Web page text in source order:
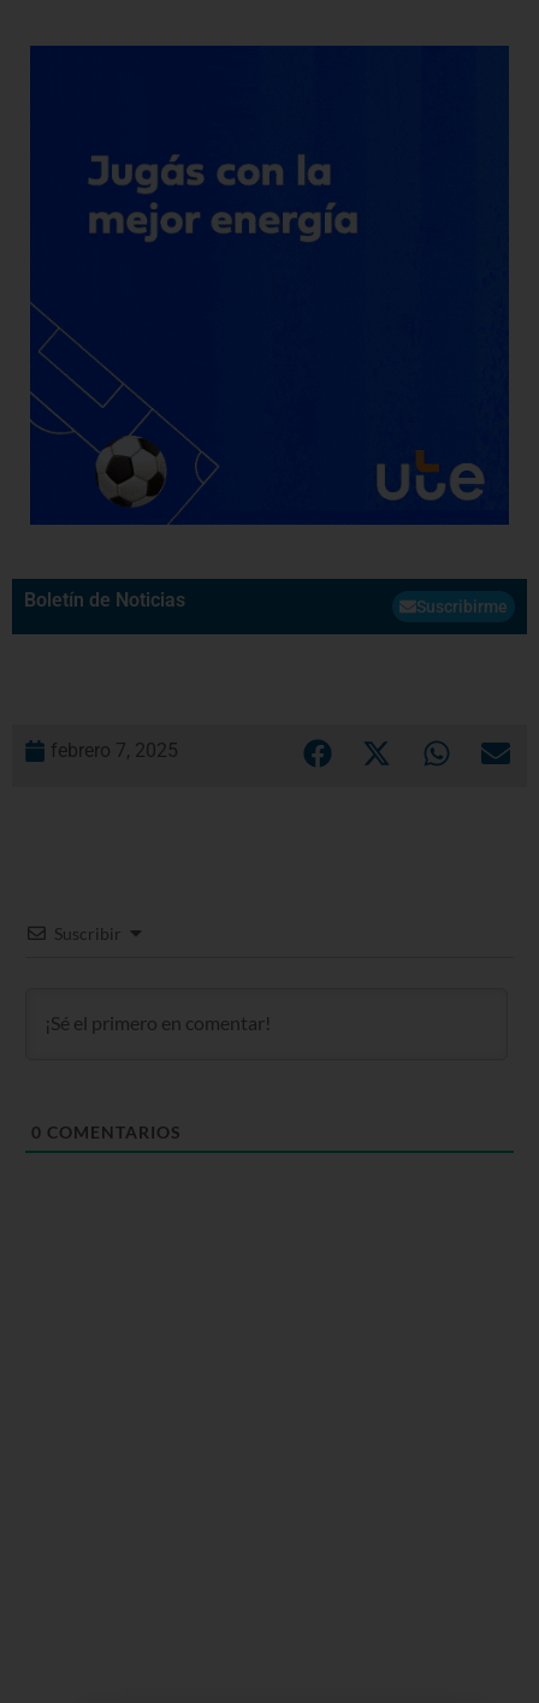
Boletín de Noticias Suscribirme
febrero 7, 2025
Suscribir
0 COMENTARIOS